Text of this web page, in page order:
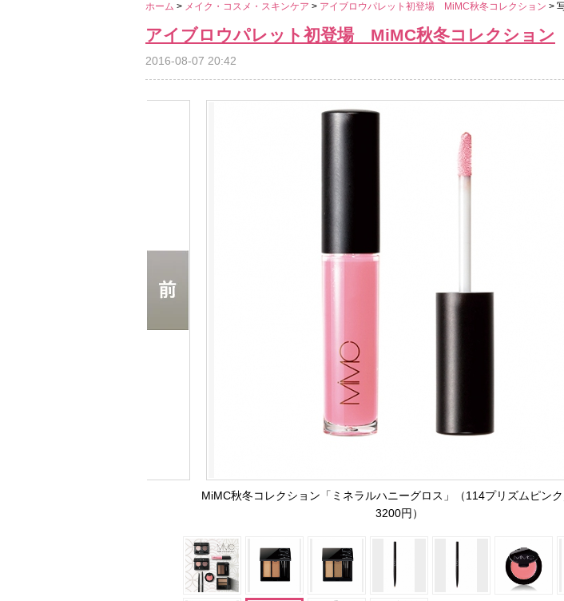
ホーム > メイク・コスメ・スキンケア > アイブロウパレット初登場 MiMC秋冬コレクション >
アイブロウパレット初登場 MiMC秋冬コレクション
2016-08-07 20:42
MiMC秋冬コレクション「ミネラルハニーグロス」（114プリズムピン
3200円）